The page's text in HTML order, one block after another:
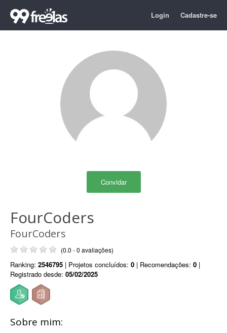
Login Cadastre-se
Convidar
FourCoders
FourCoders
(0.0 - 0 avaliações)
Ranking: 2546795 | Projetos concluídos: 0 | Recomendações: 0 |
Registrado desde: 05/02/2025
Sobre mim: